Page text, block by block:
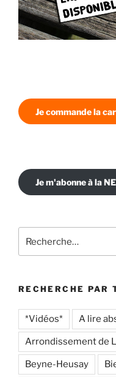
Je commande la
Je m'abonne à la
pour
RECHERCHE PAR
*Vidéos* A lire
Arrondissement de
Beyne-Heusay